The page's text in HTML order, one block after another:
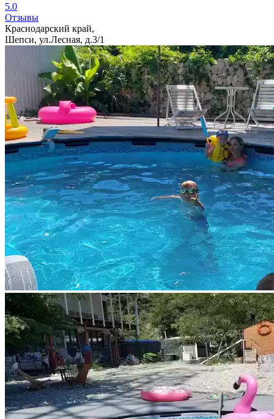
5.0
Отзывы
Краснодарский край,
Шепси, ул.Лесная, д.3/1